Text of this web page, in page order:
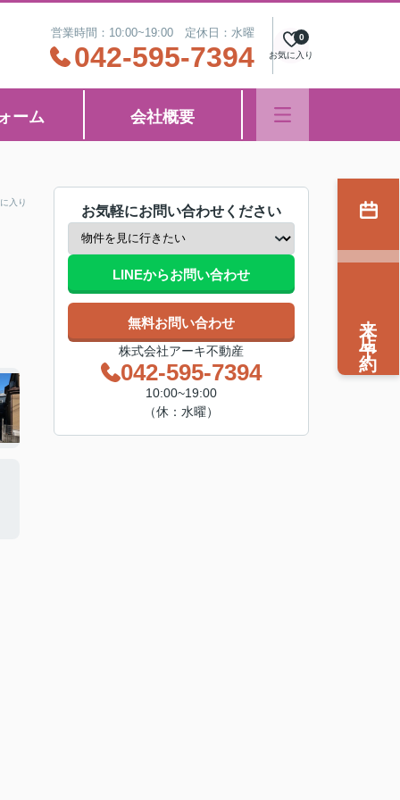
営業時間：10:00~19:00 定休日：水曜
042-595-7394 お気に入り
0
ーム 会社概要
入り
お気軽にお問い合わせください
LINEからお問い合わせ
無料お問い合わせ
株式会社アーキ不動産
042-595-7394
10:00~19:00
（休：水曜）
来店予約